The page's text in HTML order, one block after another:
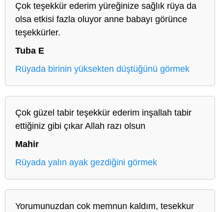
Çok teşekkür ederim yüreğinize sağlık rüya da
olsa etkisi fazla oluyor anne babayı görünce
teşekkürler.
Tuba E
Rüyada birinin yüksekten düştüğünü görmek
Çok güzel tabir teşekkür ederim inşallah tabir
ettiğiniz gibi çıkar Allah razı olsun
Mahir
Rüyada yalın ayak gezdiğini görmek
Yorumunuzdan cok memnun kaldım, tesekkur